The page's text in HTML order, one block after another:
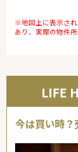
※地図上に表示さ
あり、実際の物件
LIFE
今は買い時？